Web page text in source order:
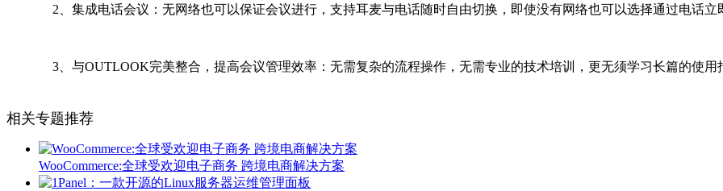
2、集成电话会议：无网络也可以保证会议进行，支持耳麦与电话随时自由切换，即使没有网络也可以选择通过电话立
3、与OUTLOOK完美整合，提高会议管理效率：无需复杂的流程操作，无需专业的技术培训，更无须学习长篇的使
相关专题推荐
WooCommerce:全球受欢迎电子商务 跨境电商解决方案